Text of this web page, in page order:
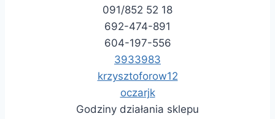
091/852 52 18
692-474-891
604-197-556
3933983
krzysztoforow12
oczarjk
Godziny działania sklepu